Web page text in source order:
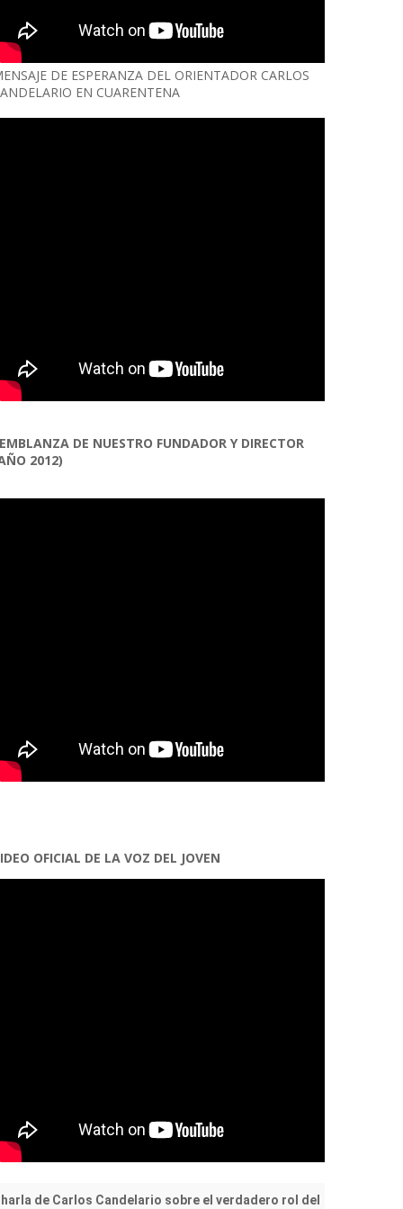
DE ESPERANZA DEL ORIENTADOR CARLOS
EN CUARENTENA
DE NUESTRO FUNDADOR Y DIRECTOR
2012)
OFICIAL DE LA VOZ DEL JOVEN
de Carlos Candelario sobre el verdadero rol del